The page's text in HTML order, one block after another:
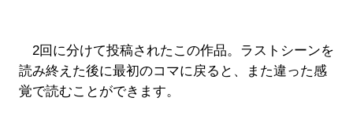
2回に分けて投稿されたこの作品。ラストシーンを
読み終えた後に最初のコマに戻ると、また違った感
覚で読むことができます。